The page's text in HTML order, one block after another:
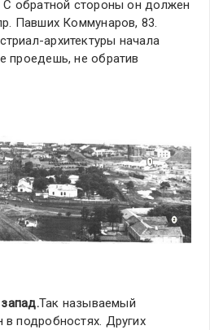
обратной стороны он должен
Павших Коммунаров, 83.
архитектуры начала
проедешь, не обратив
Так называемый
подробностях. Других